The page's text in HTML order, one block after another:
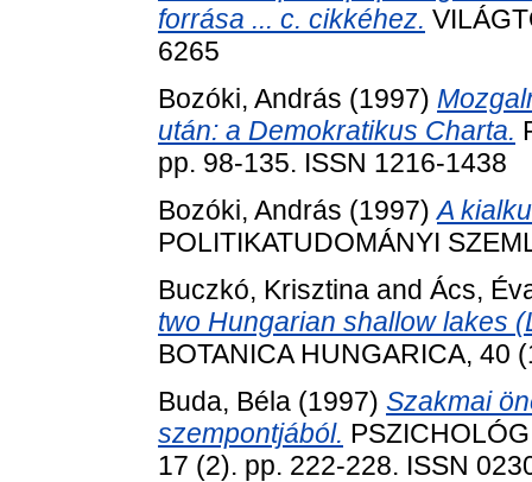
forrása ... c. cikkéhez.
6265
Bozóki, András (1997)
után: a Demokratikus Charta.
pp. 98-135. ISSN 1216-1438
Bozóki, András (1997)A
POLITIKATUDOMÁNYI
Buczkó, Krisztina and Ács,
two Hungarian shallow lakes
BOTANICA HUNGARICA, 40
Buda, Béla (1997) Szakmai
szempontjából.
17 (2). pp. 222-228. ISSN